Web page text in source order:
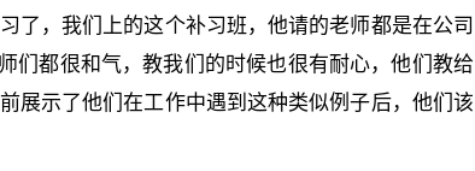
了，我们上的这个补习班，他请的老师都是在公司
们都很和气，教我们的时候也很有耐心，他们教给
展示了他们在工作中遇到这种类似例子后，他们该